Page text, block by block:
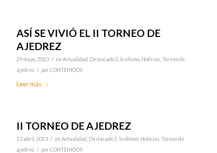
ASÍ SE VIVIÓ EL II TORNEO DE
AJEDREZ
29 mayo, 2023 / en Actualidad Destacado 2 lo último, Noticias, Torneo de
ajedrez / por CONTENIDOS
Leer más
II TORNEO DE AJEDREZ
13 abril, 2023 / en Actualidad Destacado 2 lo último, Noticias, Torneo de
ajedrez / por CONTENIDOS